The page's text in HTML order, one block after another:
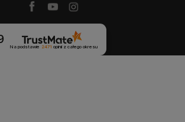
Na podstawie 2471 opinii z całego okresu